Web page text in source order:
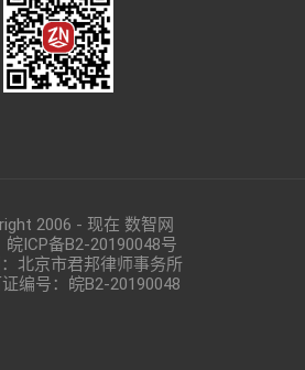
2006 - 现在 数智网
皖ICP备B2-20190048号
北京市君邦律师事务所
编号：皖B2-20190048